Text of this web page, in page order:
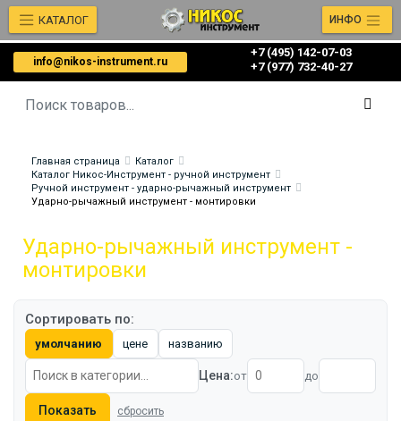
info@nikos-instrument.ru
+7 (495) 142-07-03
‎‎+7 (977) 732-40-27
КАТАЛОГ ИНФО
Главная страница
Каталог
Каталог Никос-Инструмент - ручной инструмент
Ручной инструмент - ударно-рычажный инструмент
Ударно-рычажный инструмент - монтировки
Ударно-рычажный инструмент -
монтировки
Сортировать по:
умолчанию цене названию
Цена:от до
Показать сбросить